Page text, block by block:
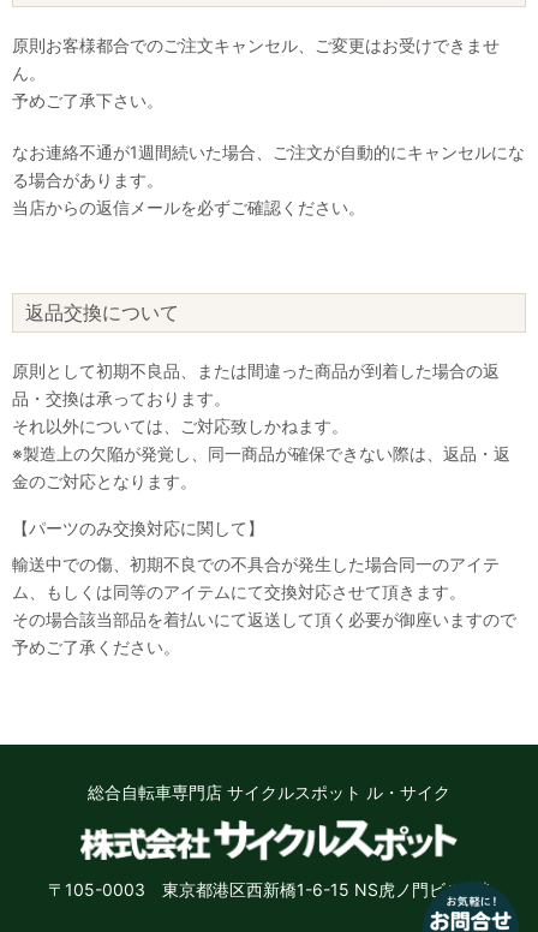
原則お客様都合でのご注文キャンセル、ご変更はお受けできませ
ん。
予めご了承下さい。
なお連絡不通が1週間続いた場合、ご注文が自動的にキャンセルにな
る場合があります。
当店からの返信メールを必ずご確認ください。
返品交換について
原則として初期不良品、または間違った商品が到着した場合の返
品・交換は承っております。
それ以外については、ご対応致しかねます。
※製造上の欠陥が発覚し、同一商品が確保できない際は、返品・返
金のご対応となります。
【パーツのみ交換対応に関して】
輸送中での傷、初期不良での不具合が発生した場合同一のアイテ
ム、もしくは同等のアイテムにて交換対応させて頂きます。
その場合該当部品を着払いにて返送して頂く必要が御座いますので
予めご了承ください。
総合自転車専門店 サイクルスポット ル・サイク
〒105-0003 東京都港区西新橋1-6-15 NS虎ノ門ビル8階